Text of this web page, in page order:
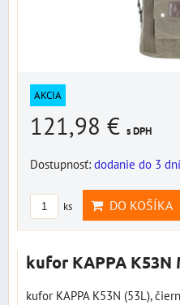
AKCIA
121,98 € s DPH
Dostupnosť: dodanie do 3 dní
ks DO KOŠÍKA
kufor KAPPA K53N
kufor KAPPA K53N (53L),